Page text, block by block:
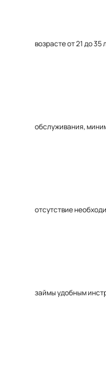
возрасте от 21 до 35
обслуживания,
отсутствие
займы удобным